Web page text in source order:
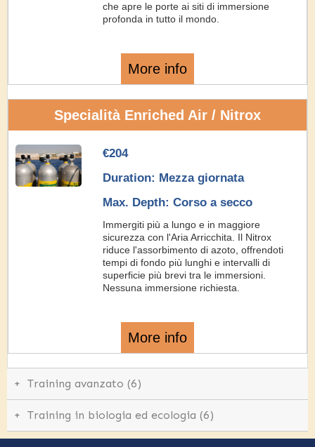
che apre le porte ai siti di immersione
profonda in tutto il mondo.
More info
Specialità Enriched Air / Nitrox
€204
Duration: Mezza giornata
Max. Depth: Corso a secco
Immergiti più a lungo e in maggiore
sicurezza con l'Aria Arricchita. Il Nitrox
riduce l'assorbimento di azoto, offrendoti
tempi di fondo più lunghi e intervalli di
superficie più brevi tra le immersioni.
Nessuna immersione richiesta.
More info
+ Training avanzato (6)
+ Training in biologia ed ecologia (6)